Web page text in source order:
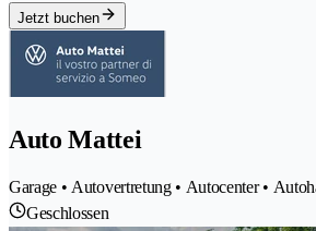
Jetzt buchen
Auto Mattei
Garage • Autovertretung • Autocenter •
Geschlossen